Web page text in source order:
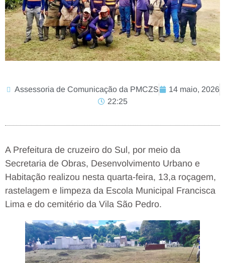
Assessoria de Comunicação da PMCZS
14 maio, 2026
22:25
A Prefeitura de cruzeiro do Sul, por meio da
Secretaria de Obras, Desenvolvimento Urbano e
Habitação realizou nesta quarta-feira, 13,a roçagem,
rastelagem e limpeza da Escola Municipal Francisca
Lima e do cemitério da Vila São Pedro.